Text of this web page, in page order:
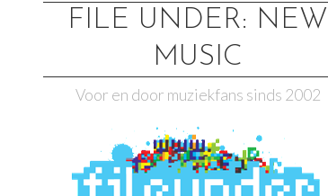
FILE UNDER: NEW
MUSIC
Voor en door muziekfans sinds 2002